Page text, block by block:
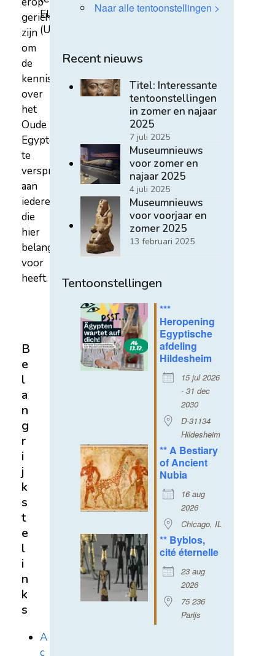
Naar alle tentoonstellingen >
Recent nieuws
Titel: Interessante
tentoonstellingen
in zomer en najaar
2025
7 juli 2025
Museumnieuws
voor zomer en
najaar 2025
4 juli 2025
Museumnieuws
voor voorjaar en
zomer 2025
13 februari 2025
Tentoonstellingen
***
Heropening
Egyptische
afdeling
Hildesheim
15 jul 2026
- 31 dec
2030
D-31134
Hildesheim
** A Bestiary
of Ancient
Nubia
16 aug
2026
Chicago, IL
** Byblos,
cité éternelle
23 aug
2026
75 236
Parijs
gericht
zijn
om
de
kennis
over
het
Oude
Egypte
te
verspreiden
aan
iedereen
die
hier
belangstelling
voor
heeft.
Elst
(U)
B
e
l
a
n
g
r
i
j
k
s
t
e
l
i
n
k
s
A
c